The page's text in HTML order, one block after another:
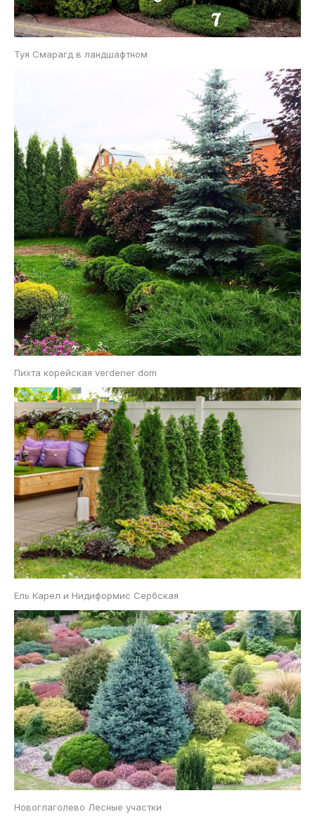
Туя Смарагд в ландшафтном
Пихта корейская verdener dom
Ель Карел и Нидиформис Сербская
Новоглаголево Лесные участки